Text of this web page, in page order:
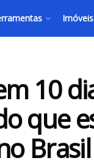
10
que
Brasil